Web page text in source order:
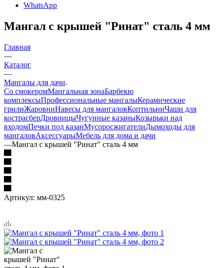
WhatsApp
Мангал с крышей "Ринат" сталь 4 мм
Главная
—
Каталог
—
Мангалы для дачи
Со смокеромМангальная зонаБарбекю
комплексыПрофессиональные мангалыКерамические
грилиЖаровниНавесы для мангаловКоптильниЧаши для
кострасберДровницыЧугунные казаныКозырьки над
входомПечки под казанМусоросжигателиДымоходы для
мангаловАксессуарыМебель для дома и дачи
—Мангал с крышей "Ринат" сталь 4 мм
Артикул: мм-0325